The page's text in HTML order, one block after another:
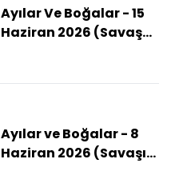
Ayılar Ve Boğalar - 15
Haziran 2026 (Savaş
Ayılar ve Boğalar - 8
Haziran 2026 (Savaşın